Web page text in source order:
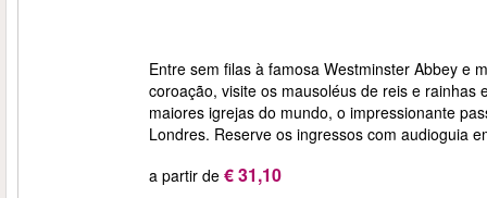
Entre sem filas à famosa Westminster Abbey e
coroação, visite os mausoléus de reis e
maiores igrejas do mundo, o impressionante
Londres. Reserve os ingressos com audioguia
a partir de € 31,10